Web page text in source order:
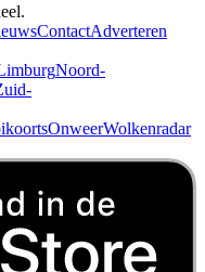
ContactAdverteren
Noord-
OnweerWolkenradar